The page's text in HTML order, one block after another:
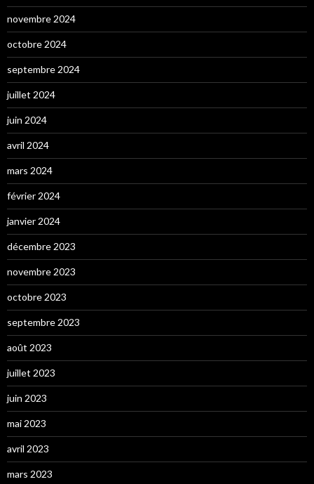
novembre 2024
octobre 2024
septembre 2024
juillet 2024
juin 2024
avril 2024
mars 2024
février 2024
janvier 2024
décembre 2023
novembre 2023
octobre 2023
septembre 2023
août 2023
juillet 2023
juin 2023
mai 2023
avril 2023
mars 2023